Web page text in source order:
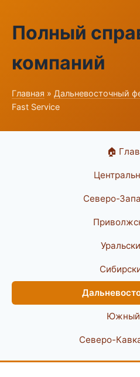
Полный
компаний
Главная » Дальневосточный
Fast Service
🏠
Северо-
Северо-